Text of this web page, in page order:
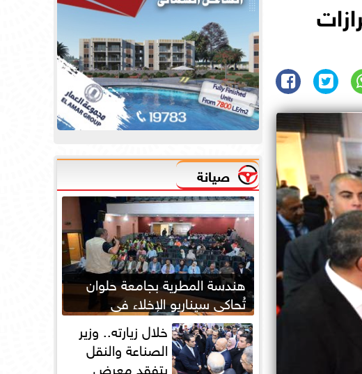
صيانة
هندسة المطرية بجامعة حلوان
تُحاكي سيناريو الإخلاء في
الحرائق لتعزيز جاهزية الطوارئ
خلال زيارته.. وزير
الصناعة والنقل
يتفقد معرض